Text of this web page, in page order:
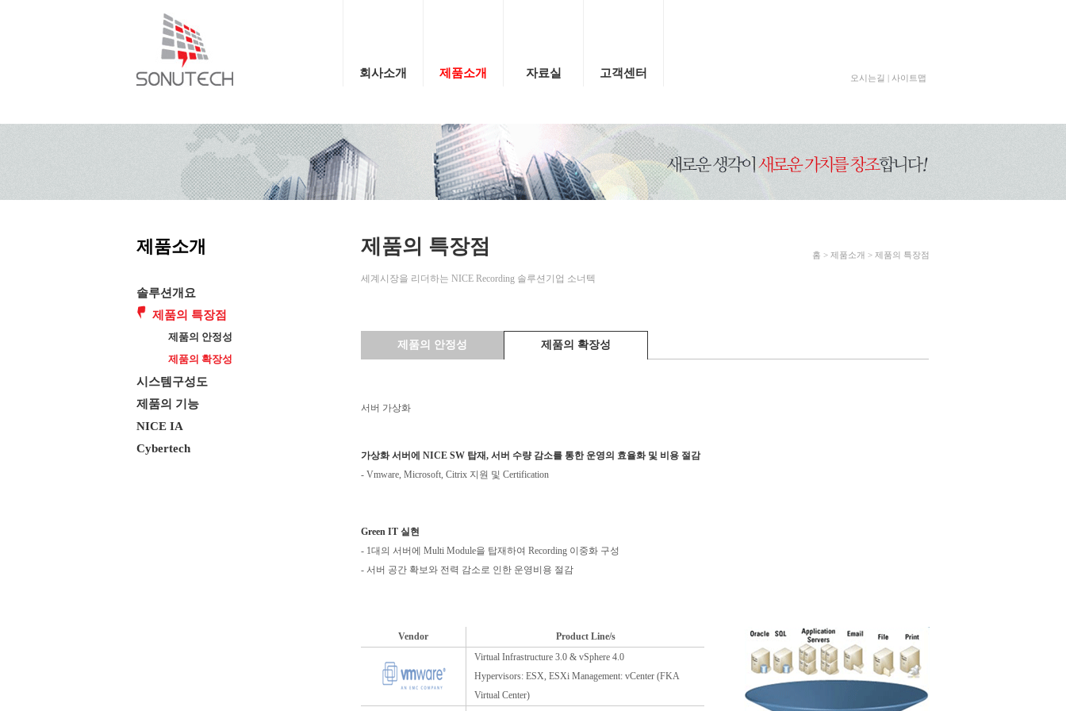
회사소개 제품소개 자료실 고객센터 오시는길 | 사이트맵
제품소개
솔루션개요
제품의 특장점
제품의 안정성
제품의 확장성
시스템구성도
제품의 기능
NICE IA
Cybertech
제품의 특장점
세계시장을 리더하는 NICE Recording 솔루션기업 소너텍
홈 > 제품소개 > 제품의 특장점
제품의 안정성 제품의 확장성
서버 가상화
가상화 서버에 NICE SW 탑재, 서버 수량 감소를 통한 운영의 효율화 및 비용 절감
- Vmware, Microsoft, Citrix 지원 및 Certification
Green IT 실현
- 1대의 서버에 Multi Module을 탑재하여 Recording 이중화 구성
- 서버 공간 확보와 전력 감소로 인한 운영비용 절감
Vendor
Product Line/s
Virtual Infrastructure 3.0 & vSphere 4.0
Hypervisors: ESX, ESXi Management: vCenter (FKA
Virtual Center)